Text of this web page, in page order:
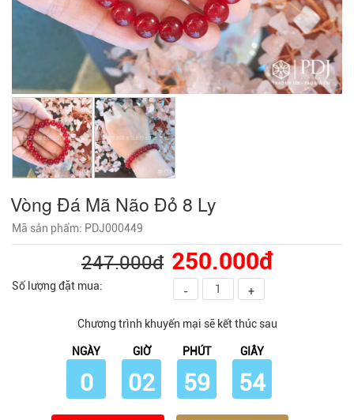
Vòng Đá Mã Não Đỏ 8 Ly
Mã sản phẩm: PDJ000449
247.000đ 250.000đ
Số lượng đặt mua: - +
Chương trình khuyến mại sẽ kết thúc sau
NGÀY
0
GIỜ
02
PHÚT
59
GIÂY
53